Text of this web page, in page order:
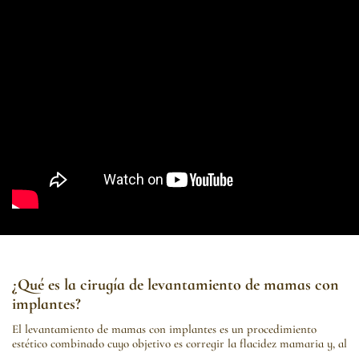
¿Qué es la cirugía de levantamiento de mamas con
implantes?
El levantamiento de mamas con implantes es un procedimiento
estético combinado cuyo objetivo es corregir la flacidez mamaria y, al